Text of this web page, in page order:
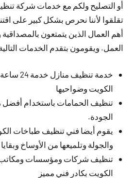
أو التصليح ولكم مع خدمات شركة
تقلقوا لأننا نحرص بشكل كبير على
أهم العمال الذين يتمتعون
العمل. ويقومون بتقدم الخدمات
خدمة
الكويت وضواحيها
تنظيف الحمامات باستخدام أفضل
الجودة.
يقوم أيضا فني تنظيف طباخات
والجولة وتلميعها من الأوساخ
تنظيف شركات ومؤسسات
الكويت بكادر فني مميز